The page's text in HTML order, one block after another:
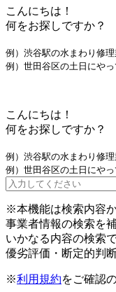
こんにちは！
何をお探しですか？
例）渋谷駅の水まわり修
例）世田谷区の土日にや
こんにちは！
何をお探しですか？
例）渋谷駅の水まわり修
例）世田谷区の土日にや
※本機能は検索内容
事業者情報の検索を
いかなる内容の検索
優劣評価・断定的判
※利用規約をご確認